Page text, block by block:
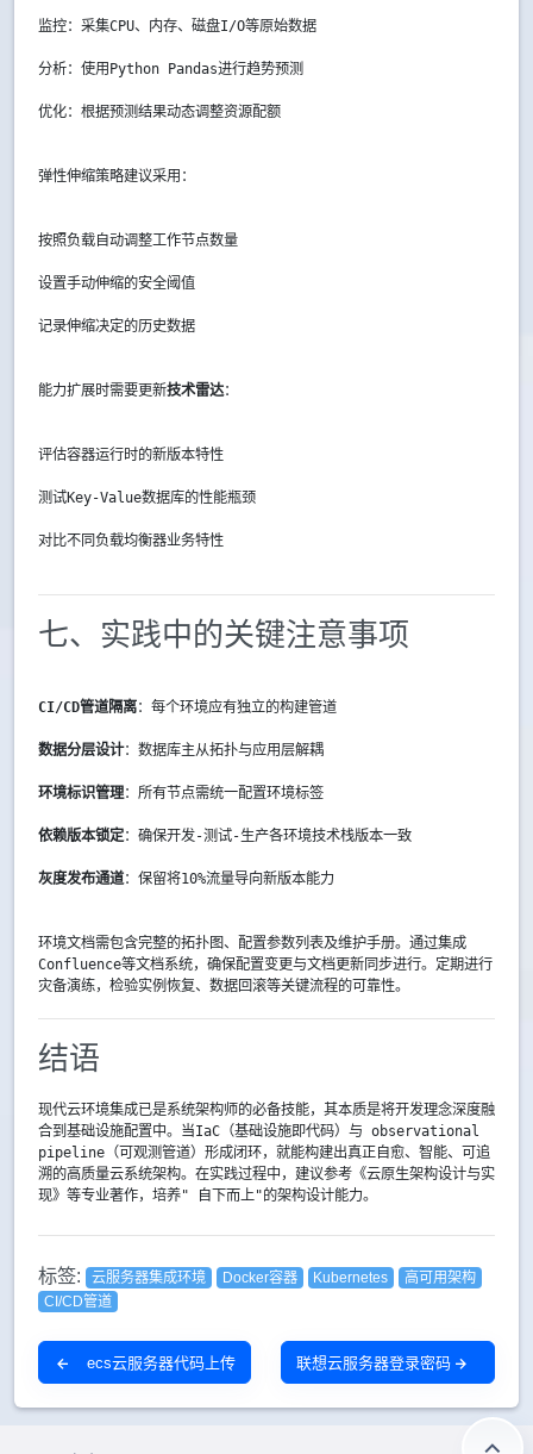
监控：采集CPU、内存、磁盘I/O等原始数据
分析：使用Python Pandas进行趋势预测
优化：根据预测结果动态调整资源配额
弹性伸缩策略建议采用：
按照负载自动调整工作节点数量
设置手动伸缩的安全阈值
记录伸缩决定的历史数据
能力扩展时需要更新技术雷达：
评估容器运行时的新版本特性
测试Key-Value数据库的性能瓶颈
对比不同负载均衡器业务特性
七、实践中的关键注意事项
CI/CD管道隔离：每个环境应有独立的构建管道
数据分层设计：数据库主从拓扑与应用层解耦
环境标识管理：所有节点需统一配置环境标签
依赖版本锁定：确保开发-测试-生产各环境技术栈版本一致
灰度发布通道：保留将10%流量导向新版本能力
环境文档需包含完整的拓扑图、配置参数列表及维护手册。通过集成
Confluence等文档系统，确保配置变更与文档更新同步进行。定期进行
灾备演练，检验实例恢复、数据回滚等关键流程的可靠性。
结语
现代云环境集成已是系统架构师的必备技能，其本质是将开发理念深度融
合到基础设施配置中。当IaC（基础设施即代码）与 observational
pipeline（可观测管道）形成闭环，就能构建出真正自愈、智能、可追
溯的高质量云系统架构。在实践过程中，建议参考《云原生架构设计与实
现》等专业著作，培养" 自下而上"的架构设计能力。
标签: 云服务器集成环境 Docker容器 Kubernetes
高可用架构
CI/CD管道
ecs云服务器代码上传 联想云服务器登录密码